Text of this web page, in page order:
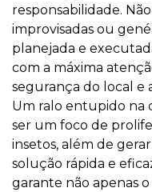
responsabilidade.
improvisadas ou
planejada e
com a máxima
segurança do local e
Um ralo entupido na
ser um foco de
insetos, além de
solução rápida e
garante não apenas